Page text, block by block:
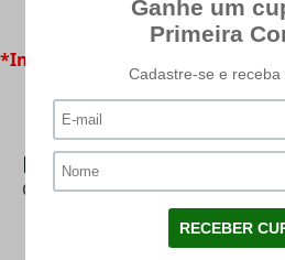
*Imagens meramente
Mais Categorias
CHUMBINHO 5.5|CHUMBINHO